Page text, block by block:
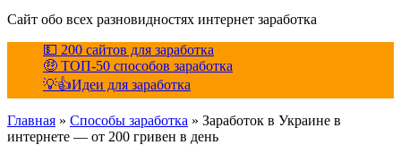
Сайт обо всех разновидностях интернет заработка
💵 200 сайтов для заработка
🤑 ТОП-50 способов заработка
💡👍Идеи для заработка
Главная » Способы заработка » Заработок в Украине в
интернете — от 200 гривен в день